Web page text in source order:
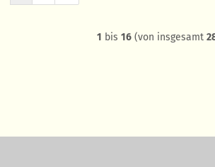
1 bis 16(von insgesamt